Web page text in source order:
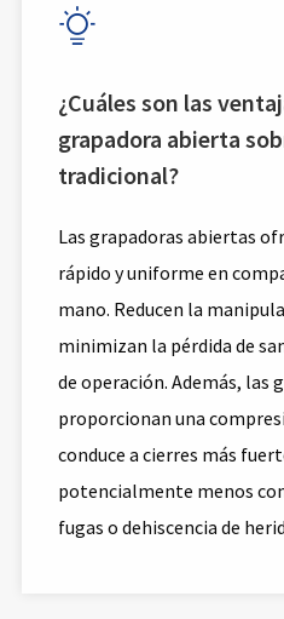

¿Cuáles son las
grapadora abierta
tradicional?
Las grapadoras abiertas
rápido y uniforme en
mano. Reducen la
minimizan la pérdida de
de operación. Además, las
proporcionan una
conduce a cierres más
potencialmente menos
fugas o dehiscencia de